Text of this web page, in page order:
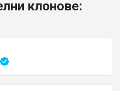
клонове: